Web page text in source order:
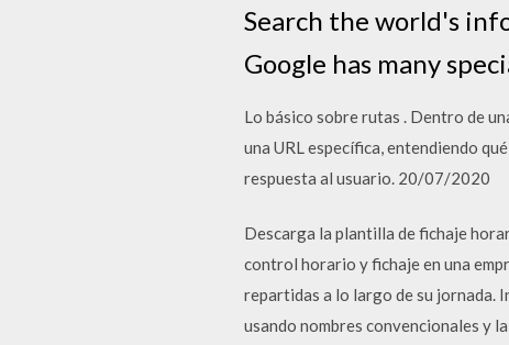
Search the world's
Google has many
Lo básico sobre rutas . Dentro de
una URL específica, entendiendo
respuesta al usuario. 20/07/2020
Descarga la plantilla de fichaje
control horario y fichaje en una
repartidas a lo largo de su jornada.
usando nombres convencionales y